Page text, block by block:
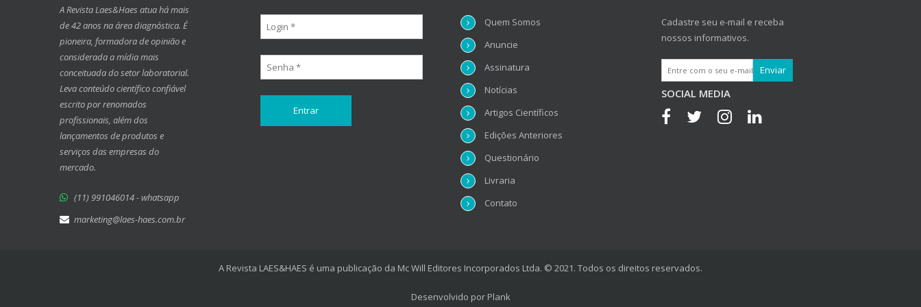
A Revista Laes&Haes atua há mais
de 42 anos na área diagnóstica. É
pioneira, formadora de opinião e
considerada a mídia mais
conceituada do setor laboratorial.
Leva conteúdo científico confiável
escrito por renomados
profissionais, além dos
lançamentos de produtos e
serviços das empresas do
mercado.
(11) 991046014 - whatsapp
marketing@laes-haes.com.br
Quem Somos
Anuncie
Assinatura
Notícias
Artigos Científicos
Edições Anteriores
Questionário
Livraria
Contato
Cadastre seu e-mail e receba
nossos informativos.
SOCIAL MEDIA
A Revista LAES&HAES é uma publicação da Mc Will Editores Incorporados Ltda. © 2021. Todos os direitos reservados.
Desenvolvido por Plank